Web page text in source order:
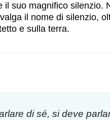
il suo magnifico silenzio.
il nome di silenzio,
e sulla terra.
di sé, si deve